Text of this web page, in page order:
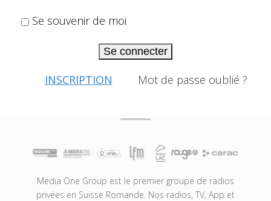
Se souvenir de moi
Se connecter
INSCRIPTION Mot de passe oublié ?
Media One Group est le premier groupe de radios
privées en Suisse Romande. Nos radios, TV, App et